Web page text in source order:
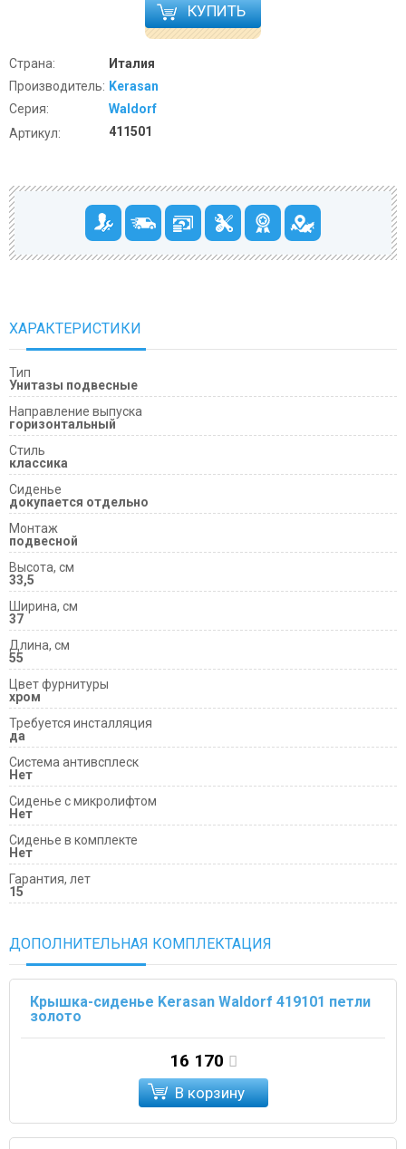
КУПИТЬ
Страна:
Италия
Производитель: Kerasan
Серия:
Waldorf
Артикул:
411501
ХАРАКТЕРИСТИКИ
Тип
Унитазы подвесные
Направление выпуска
горизонтальный
Cтиль
классика
Сиденье
докупается отдельно
Монтаж
подвесной
Высота, см
33,5
Ширина, см
37
Длина, см
55
Цвет фурнитуры
хром
Требуется инсталляция
да
Система антивсплеск
Нет
Сиденье с микролифтом
Нет
Сиденье в комплекте
Нет
Гарантия, лет
15
ДОПОЛНИТЕЛЬНАЯ КОМПЛЕКТАЦИЯ
Крышка-сиденье Kerasan Waldorf 419101 петли
золото
16 170
В корзину